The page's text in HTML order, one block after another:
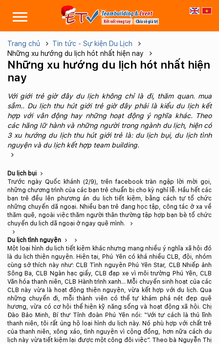
Trang chủ
Tin tức - Sự kiện Du Lịch
Những xu hướng du lịch hót nhất hiện nay
Những xu hướng du lịch hót nhất hiện
nay
Với giới trẻ giờ đây du lịch không chỉ là đi, thăm quan. mua
sắm.. Du lịch thu hút giới trẻ giờ đây phải là kiểu du lịch kết
hợp với vân động hay những hoạt động ý nghĩa khác. Theo
các hãng lữ hành và những người trong ngành du lịch, hiện có
3 xu hướng du lịch thu hút giới trẻ là: du lịch bụi, du lịch tình
nguyện và du lịch kết hợp team building.
Du lịch bụi
Trước ngày Quốc khánh (2/9), trên facebook tràn ngập lời mời gọi,
những chương trình của các bạn trẻ chuẩn bị cho kỳ nghỉ lễ. Hầu hết các
bạn trẻ đều lên phương án du lịch tiết kiệm, bằng cách tự tổ chức
những chuyến dã ngoại. Nhiều bạn trẻ đang học tập, công tác ở xa về
thăm quê, ngoài việc thăm người thân thường tập hợp bạn bè tổ chức
chuyến du lịch dã ngoại ở ngay quê mình.
Du lịch tình nguyện
Một loại hình du lịch tiết kiệm khác nhưng mang nhiều ý nghĩa xã hội đó
là du lịch thiện nguyện. Hiện tại, Phú Yên có khá nhiều CLB, đội, nhóm
cùng sở thích này như: CLB Tình nguyện Phú Yên Star, CLB Nhiếp ảnh
Sông Ba, CLB Ngàn hạc giấy, CLB đạp xe vì môi trường Phú Yên, CLB
Văn hóa thanh niên, CLB Hành trình xanh… Mỗi chuyến sinh hoạt của các
CLB này vừa là hoạt động thiện nguyện, vừa kết hợp với du lịch. Qua
những chuyến đi, mỗi thành viên có thể tự khám phá nét đẹp quê
hương, vừa có cơ hội thể hiện kỹ năng sống và hoạt động xã hội. Chị
Đào Bảo Minh, Bí thư Tỉnh đoàn Phú Yên nói: “Với tư cách là thủ lĩnh
thanh niên, tôi rất ủng hộ loại hình du lịch này. Nó phù hợp với chất trẻ
của thanh niên, xông xáo, tình nguyện vì cộng đồng, hơn nữa cách du
lịch này vừa tiết kiệm lại được một công đôi việc”. Theo bà Nguyễn Thị